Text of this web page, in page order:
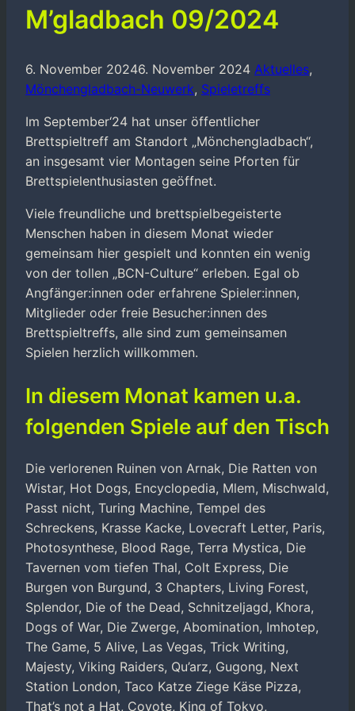
M’gladbach 09/2024
6. November 20246. November 2024 Aktuelles,
Mönchengladbach-Neuwerk, Spieletreffs
Im September‘24 hat unser öffentlicher
Brettspieltreff am Standort „Mönchengladbach“,
an insgesamt vier Montagen seine Pforten für
Brettspielenthusiasten geöffnet.
Viele freundliche und brettspielbegeisterte
Menschen haben in diesem Monat wieder
gemeinsam hier gespielt und konnten ein wenig
von der tollen „BCN-Culture“ erleben. Egal ob
Angfänger:innen oder erfahrene Spieler:innen,
Mitglieder oder freie Besucher:innen des
Brettspieltreffs, alle sind zum gemeinsamen
Spielen herzlich willkommen.
In diesem Monat kamen u.a.
folgenden Spiele auf den Tisch
Die verlorenen Ruinen von Arnak, Die Ratten von
Wistar, Hot Dogs, Encyclopedia, Mlem, Mischwald,
Passt nicht, Turing Machine, Tempel des
Schreckens, Krasse Kacke, Lovecraft Letter, Paris,
Photosynthese, Blood Rage, Terra Mystica, Die
Tavernen vom tiefen Thal, Colt Express, Die
Burgen von Burgund, 3 Chapters, Living Forest,
Splendor, Die of the Dead, Schnitzeljagd, Khora,
Dogs of War, Die Zwerge, Abomination, Imhotep,
The Game, 5 Alive, Las Vegas, Trick Writing,
Majesty, Viking Raiders, Qu’arz, Gugong, Next
Station London, Taco Katze Ziege Käse Pizza,
That’s not a Hat, Coyote, King of Tokyo,